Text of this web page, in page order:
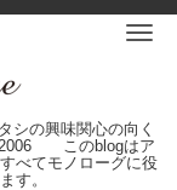
シの興味関心の向く
2006 このblogはア
べてモノローグに役
す。